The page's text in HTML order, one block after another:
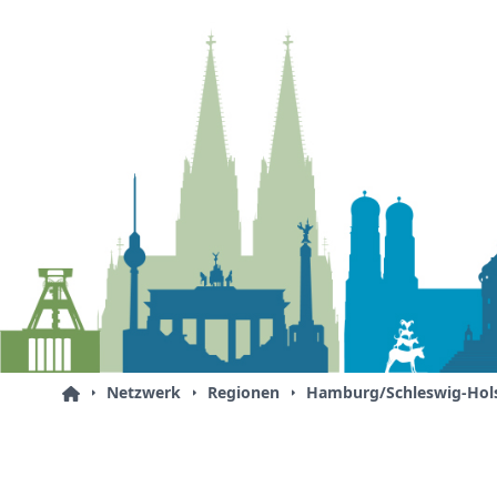
Netzwerk Regionen Hamburg/Schleswig-